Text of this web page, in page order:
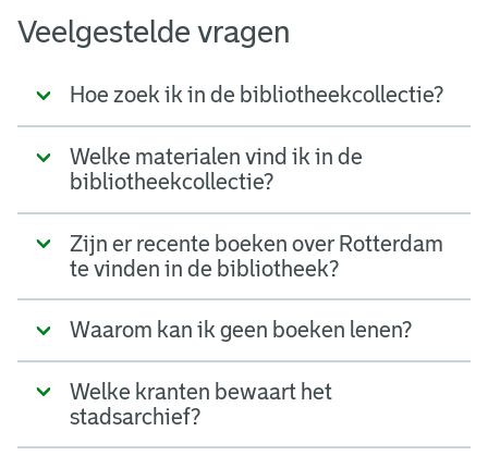
Veelgestelde vragen
Hoe zoek ik in de bibliotheekcollectie?
Welke materialen vind ik in de
bibliotheekcollectie?
Zijn er recente boeken over Rotterdam
te vinden in de bibliotheek?
Waarom kan ik geen boeken lenen?
Welke kranten bewaart het
stadsarchief?